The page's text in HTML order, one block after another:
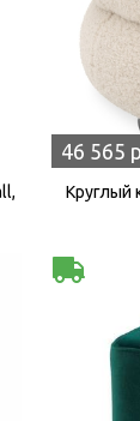
46 565
Круглый